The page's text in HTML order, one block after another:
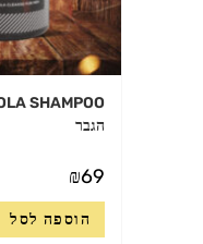
הגבר
₪69
הוספה לסל